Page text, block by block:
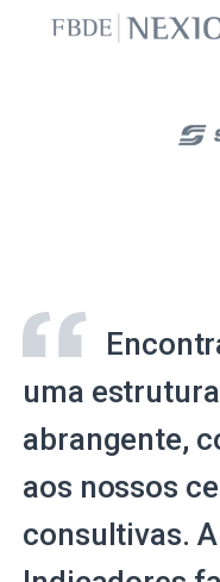
uma
abrangente,
aos nossos
consultivas.